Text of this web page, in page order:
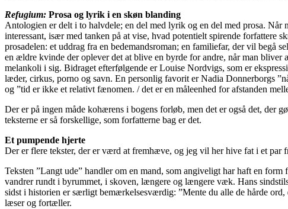
Refugium: Prosa og lyrik i en skøn blanding
Antologien er delt i to halvdele; en del med lyrik og en del med prosa.
interessant, især med tanken på at vise, hvad potentielt spirende forfattere
prosadelen: et uddrag fra en bedemandsroman; en familiefar, der vil begå
en ældre kvinde der oplever det at blive en byrde for andre, når man bliver
melankoli i sig. Bidraget efterfølgende er Louise Nordvigs, som er
læder, cirkus, porno og savn. En personlig favorit er Nadia Donnerborgs
og ”tid er ikke et relativt fænomen. / det er en måleenhed for afstanden
Der er på ingen måde kohærens i bogens forløb, men det er også det, der
teksterne er så forskellige, som forfatterne bag er det.
Et pumpende hjerte
Der er flere tekster, der er værd at fremhæve, og jeg vil her hive fat i et par
Teksten ”Langt ude” handler om en mand, som angiveligt har haft en
vandrer rundt i byrummet, i skoven, længere og længere væk. Hans
sidst i historien er særligt bemærkelsesværdig: ”Mente du alle de hårde
læser og fortæller.